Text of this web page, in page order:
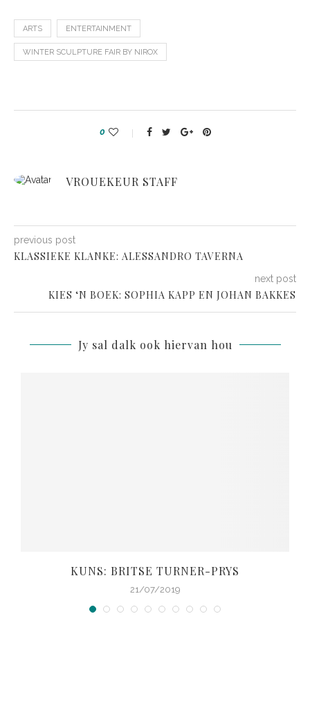
ARTS ENTERTAINMENT
WINTER SCULPTURE FAIR BY NIROX
0
VROUEKEUR STAFF
previous post
KLASSIEKE KLANKE: ALESSANDRO TAVERNA
next post
KIES ‘N BOEK: SOPHIA KAPP EN JOHAN BAKKES
Jy sal dalk ook hiervan hou
KUNS: BRITSE TURNER-PRYS
21/07/2019